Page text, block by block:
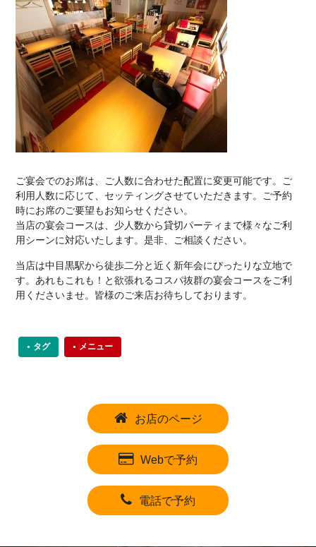
ご宴会でのお席は、ご人数に合わせた配置に変更可能です。ご
利用人数に応じて、セッティングさせていただきます。ご予約
時にお席のご要望もお知らせください。
当店の宴会コースは、少人数から貸切パーティまで様々なご利
用シーンに対応いたします。是非、ご相談ください。
当店は中目黒駅から徒歩二分と近く新年会にぴったりな立地で
す。あれもこれも！と欲張れるコスパ抜群の宴会コースをご利
用くださいませ。皆様のご来店お待ちしております。
タグ メニュー
お店のページ
Webで予約
電話で予約